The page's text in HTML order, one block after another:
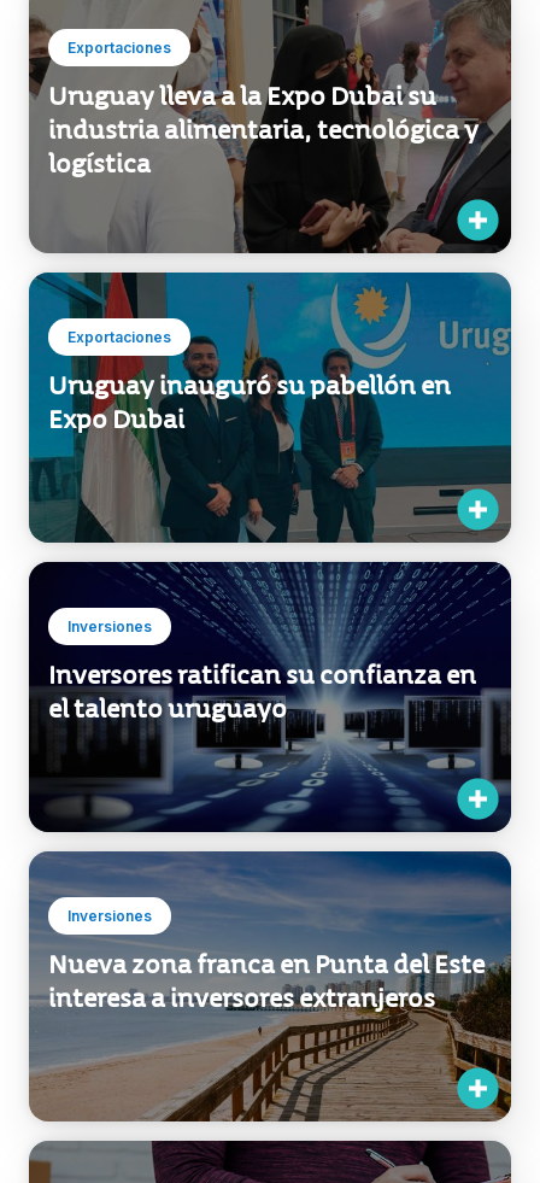
Uruguay lleva a la Expo Dubai su
industria alimentaria, tecnológica y
logística
Exportaciones
Uruguay inauguró su pabellón en
Expo Dubai
Inversiones
Inversores ratifican su confianza en
el talento uruguayo
Inversiones
Nueva zona franca en Punta del Este
interesa a inversores extranjeros